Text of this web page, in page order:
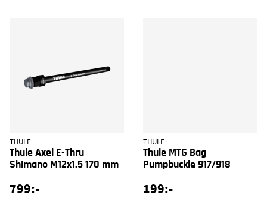
THULE
Thule Axel E-Thru
Shimano M12x1.5 170 mm
799:-
THULE
Thule MTG Bag
Pumpbuckle 917/918
199:-